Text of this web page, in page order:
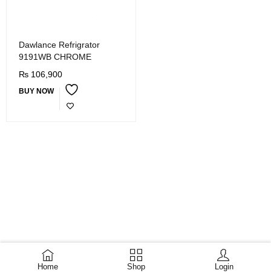
Home Shop Login
Dawlance Refrigrator
9191WB CHROME
₨ 106,900
BUY NOW